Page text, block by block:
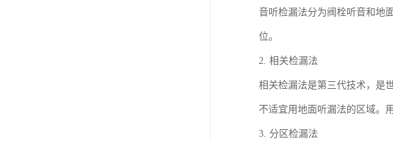
音听检漏法分为阀栓听音和地
位。
2. 相关检漏法
相关检漏法是第三代技术，是
不适宜用地面听漏法的区域。
3. 分区检漏法